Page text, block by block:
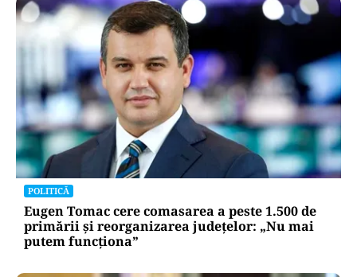
POLITICĂ
Eugen Tomac cere comasarea a peste 1.500 de
primării și reorganizarea județelor: „Nu mai
putem funcționa”